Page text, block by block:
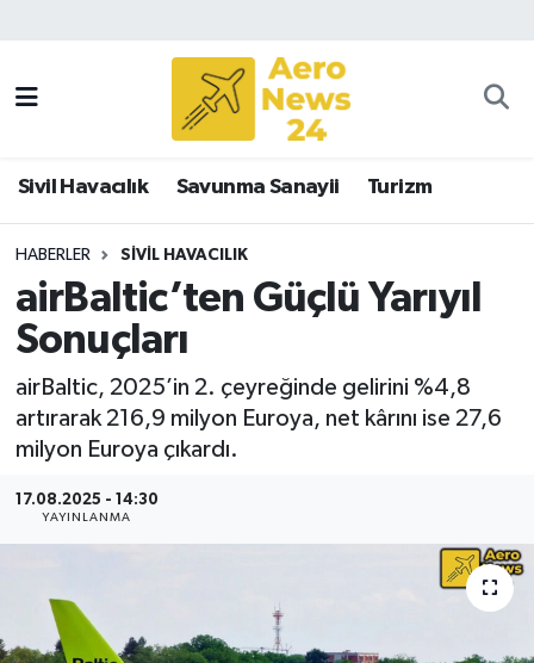
Sivil Havacılık Savunma Sanayii Turizm
HABERLER SIVIL HAVACILIK
airBaltic’ten Güçlü Yarıyıl
Sonuçları
airBaltic, 2025’in 2. çeyreğinde gelirini %4,8
artırarak 216,9 milyon Euroya, net kârını ise 27,6
milyon Euroya çıkardı.
17.08.2025 - 14:30
YAYINLANMA